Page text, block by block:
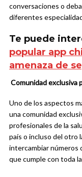
conversaciones o
diferentes
Te puede
popular app
amenaza de
Comunidad exclusiva
Uno de los aspectos
una comunidad
profesionales de la
país o incluso del otro
intercambiar
que cumple con toda